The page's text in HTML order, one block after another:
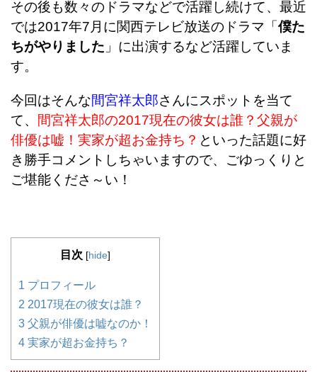
その後も数々のドラマなどで活躍し続けて、最近
では2017年7月に関西テレビ放送のドラマ「僕た
ちがやりました 」に出演するなど活躍していま
す。
今回はそんな間宮祥太郎さんにスポットを当て
て、 間宮祥太郎の2017現在の彼女は誰？父親が
俳優は嘘！実家が超お金持ち？ といった話題に好
き勝手コメントしちゃいますので、ごゆっくりと
ご堪能くださ～い！
目次 [hide]
1 プロフィール
2 2017現在の彼女は誰？
3 父親が俳優は嘘なのか！
4 実家が超お金持ち？